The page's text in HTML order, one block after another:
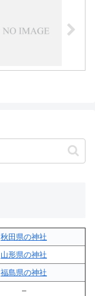
秋田県の神社
山形県の神社
福島県の神社
–